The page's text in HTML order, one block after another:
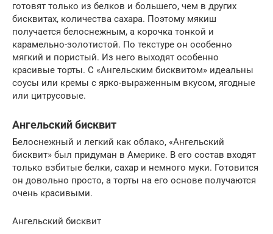
готовят только из белков и большего, чем в других
бисквитах, количества сахара. Поэтому мякиш
получается белоснежным, а корочка тонкой и
карамельно-золотистой. По текстуре он особенно
мягкий и пористый. Из него выходят особенно
красивые торты. С «Ангельским бисквитом» идеальны
соусы или кремы с ярко-выраженным вкусом, ягодные
или цитрусовые.
Ангельский бисквит
Белоснежный и легкий как облако, «Ангельский
бисквит» был придуман в Америке. В его состав входят
только взбитые белки, сахар и немного муки. Готовится
он довольно просто, а торты на его основе получаются
очень красивыми.
Ангельский бисквит